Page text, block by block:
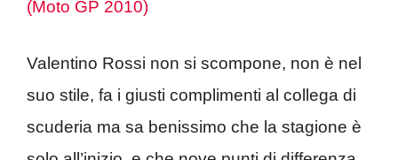
Valentino Rossi non si scompone, non è nel
suo stile, fa i giusti complimenti al collega di
scuderia ma sa benissimo che la stagione è